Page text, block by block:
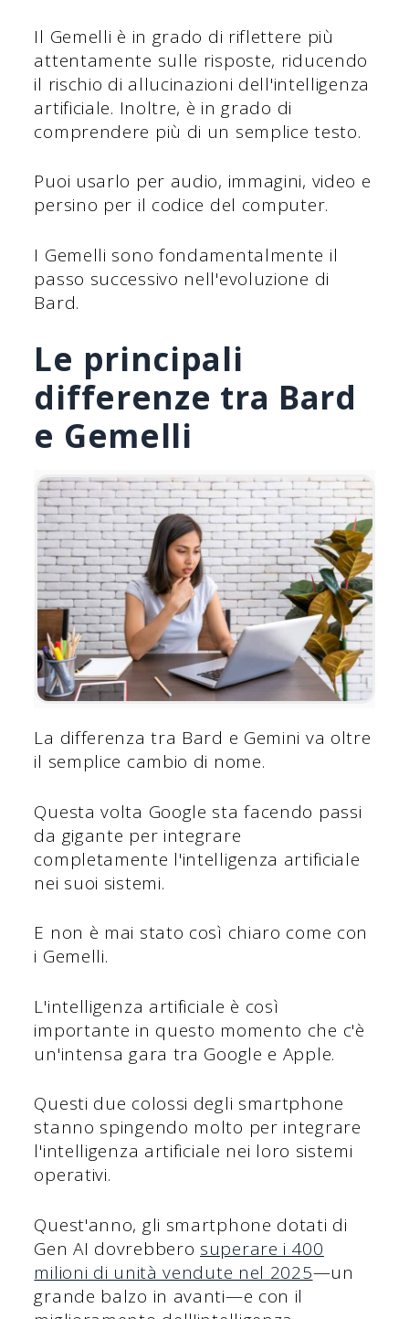
Il Gemelli è in grado di riflettere più
attentamente sulle risposte, riducendo
il rischio di allucinazioni dell'intelligenza
artificiale. Inoltre, è in grado di
comprendere più di un semplice testo.
Puoi usarlo per audio, immagini, video e
persino per il codice del computer.
I Gemelli sono fondamentalmente il
passo successivo nell'evoluzione di
Bard.
Le principali
differenze tra Bard
e Gemelli
La differenza tra Bard e Gemini va oltre
il semplice cambio di nome.
Questa volta Google sta facendo passi
da gigante per integrare
completamente l'intelligenza artificiale
nei suoi sistemi.
E non è mai stato così chiaro come con
i Gemelli.
L'intelligenza artificiale è così
importante in questo momento che c'è
un'intensa gara tra Google e Apple.
Questi due colossi degli smartphone
stanno spingendo molto per integrare
l'intelligenza artificiale nei loro sistemi
operativi.
Quest'anno, gli smartphone dotati di
Gen AI dovrebbero superare i 400
milioni di unità vendute nel 2025—un
grande balzo in avanti—e con il